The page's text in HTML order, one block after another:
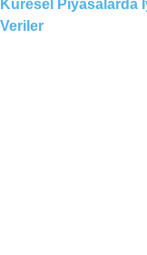
Küresel Piyasalarda
Veriler